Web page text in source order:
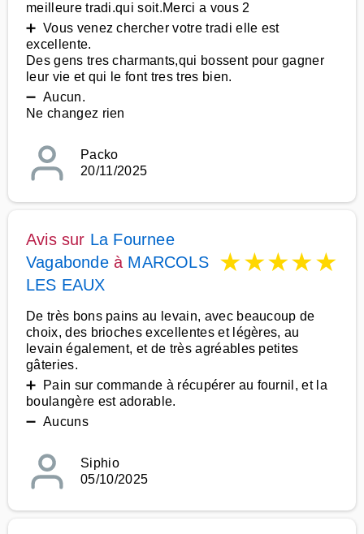
meilleure tradi.qui soit.Merci a vous 2
➕ Vous venez chercher votre tradi elle est
excellente.
Des gens tres charmants,qui bossent pour gagner
leur vie et qui le font tres tres bien.
➖ Aucun.
Ne changez rien
Packo
20/11/2025
Avis sur La Fournee
Vagabondeà MARCOLS
LES EAUX
★★★★★
De très bons pains au levain, avec beaucoup de
choix, des brioches excellentes et légères, au
levain également, et de très agréables petites
gâteries.
➕ Pain sur commande à récupérer au fournil, et la
boulangère est adorable.
➖ Aucuns
Siphio
05/10/2025